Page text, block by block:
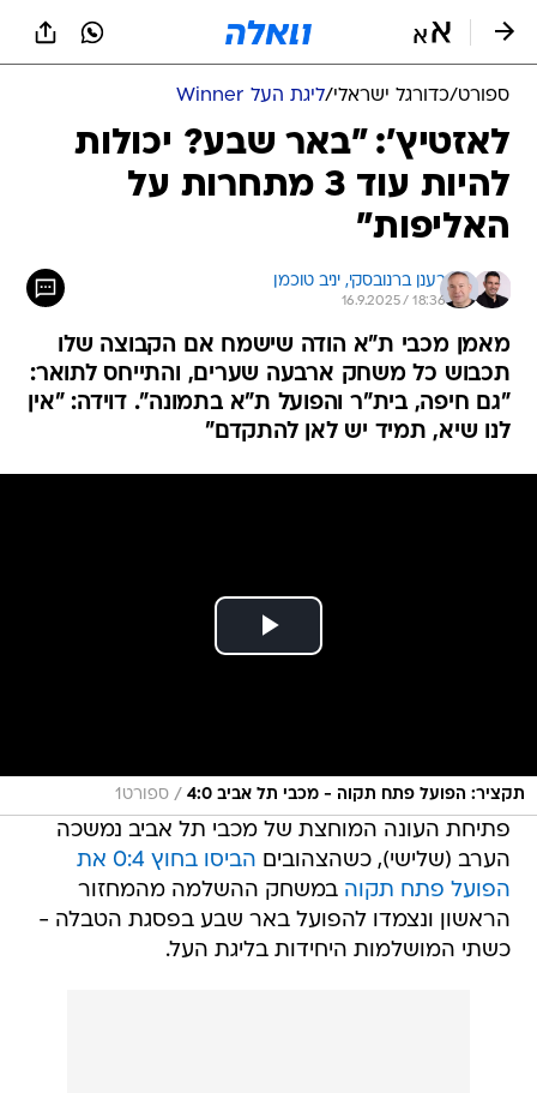
ספורט/כדורגל ישראלי/ליגת העל Winner
לאזטיץ': "באר שבע? יכולות
להיות עוד 3 מתחרות על
האליפות"
רענן ברנובסקי, יניב טוכמן
16.9.2025 / 18:36
מאמן מכבי ת"א הודה שישמח אם הקבוצה שלו
תכבוש כל משחק ארבעה שערים, והתייחס לתואר:
"גם חיפה, בית"ר והפועל ת"א בתמונה". דוידה: "אין
לנו שיא, תמיד יש לאן להתקדם"
תקציר: הפועל פתח תקוה - מכבי תל אביב 4:0 / ספורט1
פתיחת העונה המוחצת של מכבי תל אביב נמשכה
הערב (שלישי), כשהצהובים
הביסו בחוץ 0:4 את
הפועל פתח תקוה במשחק ההשלמה מהמחזור
הראשון ונצמדו להפועל באר שבע בפסגת הטבלה -
כשתי המושלמות היחידות בליגת העל.